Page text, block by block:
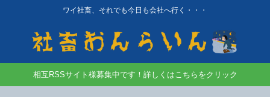
ワイ社畜、それでも今日も会社へ行く・・・
相互RSSサイト様募集中です！詳しくはこちらをクリック